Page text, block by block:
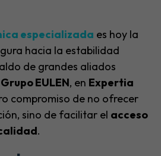
especializada es hoy la
hacia la estabilidad
de grandes aliados
Grupo EULEN, en Expertia
compromiso de no ofrecer
sino de facilitar el acceso
.